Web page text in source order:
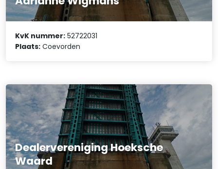
KvK nummer: 52722031
Plaats: Coevorden
Dealervereniging Hoeksche
Waard